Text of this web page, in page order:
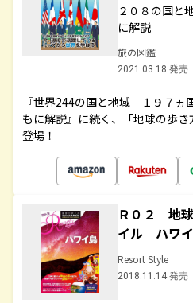
２０８の国と
に解説
旅の図鑑
2021.03.18 発売
『世界244の国と地域 １９７ヵ
もに解説』に続く、「地球の歩
登場！
Ｒ０２ 地
イル ハワ
Resort Style
2018.11.14 発売